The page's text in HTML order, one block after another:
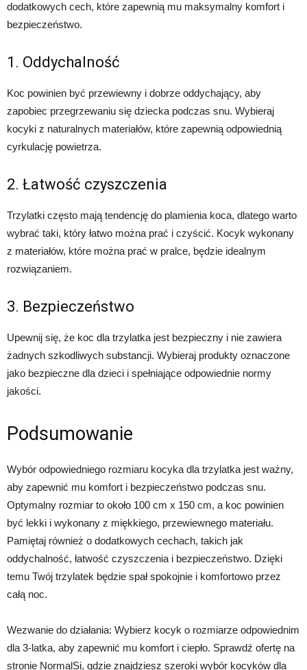
dodatkowych cech, które zapewnią mu maksymalny komfort i
bezpieczeństwo.
1. Oddychalność
Koc powinien być przewiewny i dobrze oddychający, aby
zapobiec przegrzewaniu się dziecka podczas snu. Wybieraj
kocyki z naturalnych materiałów, które zapewnią odpowiednią
cyrkulację powietrza.
2. Łatwość czyszczenia
Trzylatki często mają tendencję do plamienia koca, dlatego warto
wybrać taki, który łatwo można prać i czyścić. Kocyk wykonany
z materiałów, które można prać w pralce, będzie idealnym
rozwiązaniem.
3. Bezpieczeństwo
Upewnij się, że koc dla trzylatka jest bezpieczny i nie zawiera
żadnych szkodliwych substancji. Wybieraj produkty oznaczone
jako bezpieczne dla dzieci i spełniające odpowiednie normy
jakości.
Podsumowanie
Wybór odpowiedniego rozmiaru kocyka dla trzylatka jest ważny,
aby zapewnić mu komfort i bezpieczeństwo podczas snu.
Optymalny rozmiar to około 100 cm x 150 cm, a koc powinien
być lekki i wykonany z miękkiego, przewiewnego materiału.
Pamiętaj również o dodatkowych cechach, takich jak
oddychalność, łatwość czyszczenia i bezpieczeństwo. Dzięki
temu Twój trzylatek będzie spał spokojnie i komfortowo przez
całą noc.
Wezwanie do działania: Wybierz kocyk o rozmiarze odpowiednim
dla 3-latka, aby zapewnić mu komfort i ciepło. Sprawdź ofertę na
stronie NormalSi, gdzie znajdziesz szeroki wybór kocyków dla